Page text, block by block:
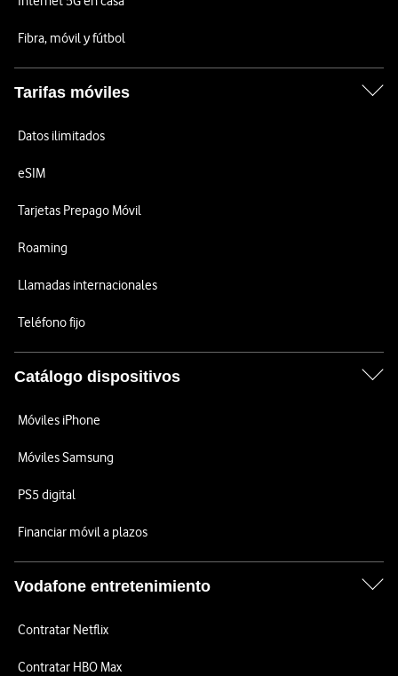
Fibra, móvil y fútbol
Tarifas móviles
Datos ilimitados
eSIM
Tarjetas Prepago Móvil
Roaming
Llamadas internacionales
Teléfono fijo
Catálogo dispositivos
Móviles iPhone
Móviles Samsung
PS5 digital
Financiar móvil a plazos
Vodafone entretenimiento
Contratar Netflix
Contratar HBO Max